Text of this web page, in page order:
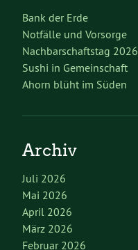
Bank der Erde
Notfälle und Vorsorge
Nachbarschaftstag 2026
Sushi in Gemeinschaft
Ahorn blüht im Süden
Archiv
Juli 2026
Mai 2026
April 2026
März 2026
Februar 2026